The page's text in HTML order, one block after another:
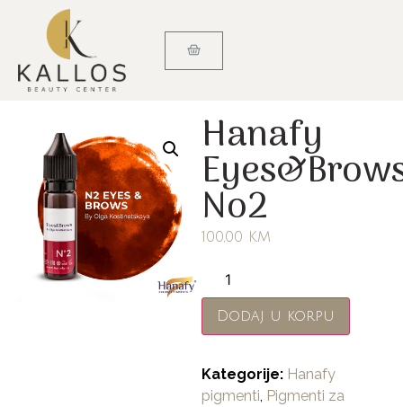
Hanafy
No2
100,00 KM
Dodaj u korpu
Kategorije: Hanafy
pigmenti Pigmenti za